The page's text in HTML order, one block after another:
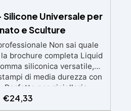
Silicone Universale per
e Sculture
Non sai quale
brochure completa Liquid
siliconica versatile,
di media durezza con
Perfetto per gioielleria,
artistici, prototipi, saponi,
decorative e progetti
€24,33